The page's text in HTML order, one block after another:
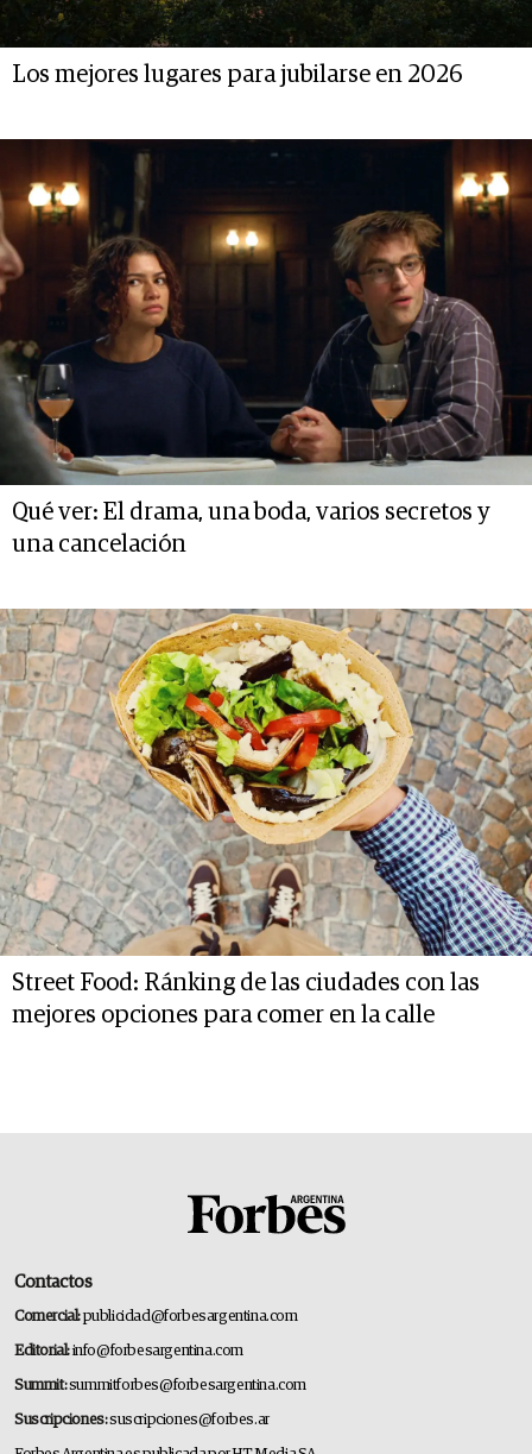
Los mejores lugares para jubilarse en 2026
Qué ver: El drama, una boda, varios secretos y
una cancelación
Street Food: Ránking de las ciudades con las
mejores opciones para comer en la calle
Contactos
Comercial:publicidad@forbesargentina.com
Editorial:info@forbesargentina.com
Summit:summitforbes@forbesargentina.com
Suscripciones:suscripciones@forbes.ar